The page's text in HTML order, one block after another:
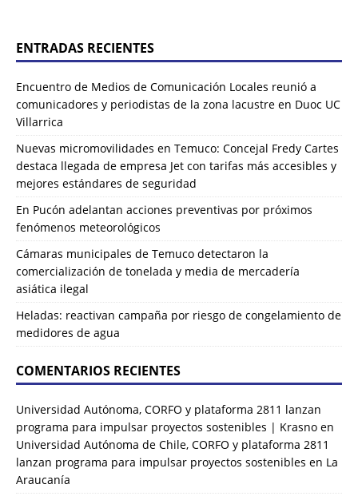
ENTRADAS RECIENTES
Encuentro de Medios de Comunicación Locales reunió a
comunicadores y periodistas de la zona lacustre en Duoc UC
Villarrica
Nuevas micromovilidades en Temuco: Concejal Fredy Cartes
destaca llegada de empresa Jet con tarifas más accesibles y
mejores estándares de seguridad
En Pucón adelantan acciones preventivas por próximos
fenómenos meteorológicos
Cámaras municipales de Temuco detectaron la
comercialización de tonelada y media de mercadería
asiática ilegal
Heladas: reactivan campaña por riesgo de congelamiento de
medidores de agua
COMENTARIOS RECIENTES
Universidad Autónoma, CORFO y plataforma 2811 lanzan
programa para impulsar proyectos sostenibles | Krasno en
Universidad Autónoma de Chile, CORFO y plataforma 2811
lanzan programa para impulsar proyectos sostenibles en La
Araucanía